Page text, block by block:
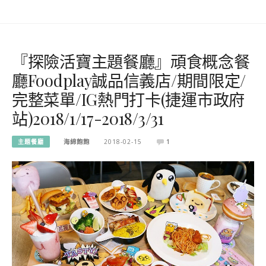
『探險活寶主題餐廳』頑食概念餐
廳Foodplay誠品信義店/期間限定/
完整菜單/IG熱門打卡(捷運市政府
站)2018/1/17-2018/3/31
主題餐廳 海綿飽飽 2018-02-15 1